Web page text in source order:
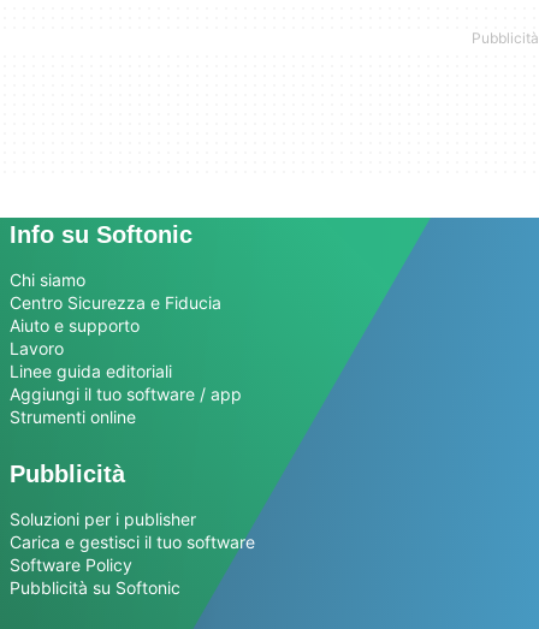
Info su Softonic
Chi siamo
Centro Sicurezza e Fiducia
Aiuto e supporto
Lavoro
Linee guida editoriali
Aggiungi il tuo software / app
Strumenti online
Pubblicità
Soluzioni per i publisher
Carica e gestisci il tuo software
Software Policy
Pubblicità su Softonic